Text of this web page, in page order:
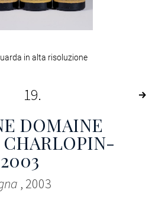
in alta risoluzione
19
DOMAINE
, 2003